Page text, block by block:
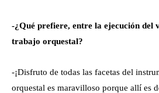
-¿Qué prefiere, entre la ejecución del
trabajo orquestal?
-¡Disfruto de todas las facetas del
orquestal es maravilloso porque allí es